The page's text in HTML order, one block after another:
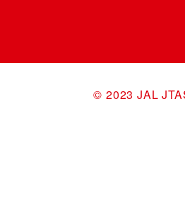
©︎ 2023 JAL